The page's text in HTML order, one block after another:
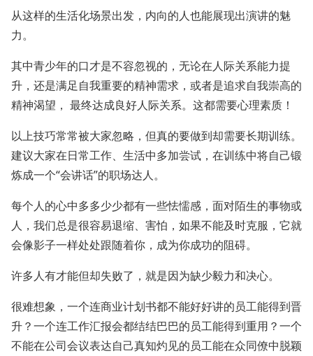
从这样的生活化场景出发，内向的人也能展现出演讲的魅
力。
其中青少年的口才是不容忽视的，无论在人际关系能力提
升，还是满足自我重要的精神需求，或者是追求自我崇高的
精神渴望， 最终达成良好人际关系。这都需要心理素质！
以上技巧常常被大家忽略，但真的要做到却需要长期训练。
建议大家在日常工作、生活中多加尝试，在训练中将自己锻
炼成一个“会讲话”的职场达人。
每个人的心中多多少少都有一些怯懦感，面对陌生的事物或
人，我们总是很容易退缩、害怕，如果不能及时克服，它就
会像影子一样处处跟随着你，成为你成功的阻碍。
许多人有才能但却失败了，就是因为缺少毅力和决心。
很难想象，一个连商业计划书都不能好好讲的员工能得到晋
升？一个连工作汇报会都结结巴巴的员工能得到重用？一个
不能在公司会议表达自己真知灼见的员工能在众同僚中脱颖